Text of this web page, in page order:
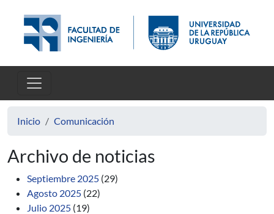
Inicio Comunicación
Archivo de noticias
Septiembre 2025 (29)
Agosto 2025 (22)
Julio 2025 (19)